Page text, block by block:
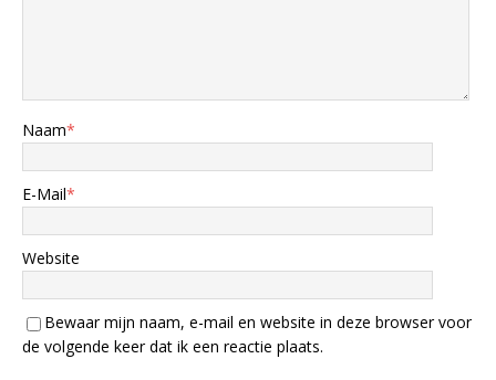
Naam*
E-Mail*
Website
Bewaar mijn naam, e-mail en website in deze browser voor
de volgende keer dat ik een reactie plaats.